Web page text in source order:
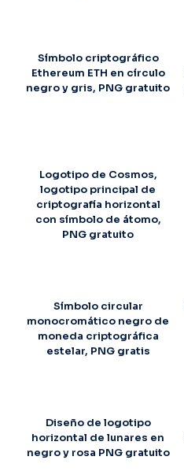
Símbolo criptográfico
Ethereum ETH en círculo
negro y gris, PNG gratuito
Logotipo de Cosmos,
logotipo principal de
criptografía horizontal
con símbolo de átomo,
PNG gratuito
Símbolo circular
monocromático negro de
moneda criptográfica
estelar, PNG gratis
Diseño de logotipo
horizontal de lunares en
negro y rosa PNG gratuito